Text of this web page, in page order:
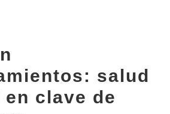
salud
en clave de